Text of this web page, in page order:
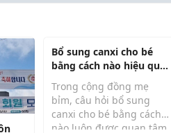
Bổ sung canxi cho bé
bằng cách nào hiệu quả
và an toàn nhất?
Trong cộng đồng mẹ
bỉm, câu hỏi bổ sung
canxi cho bé bằng cách
nào luôn được quan tâm